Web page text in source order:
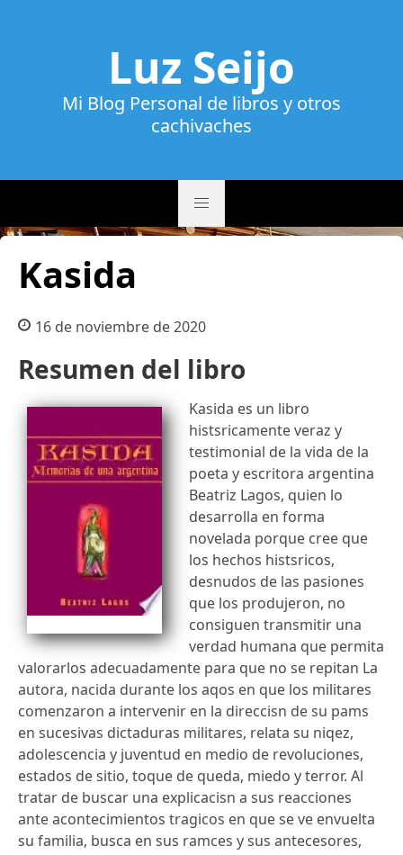
Luz Seijo
Mi Blog Personal de libros y otros
cachivaches
Kasida
16 de noviembre de 2020
Resumen del libro
Kasida es un libro
histsricamente veraz y
testimonial de la vida de la
poeta y escritora argentina
Beatriz Lagos, quien lo
desarrolla en forma
novelada porque cree que
los hechos histsricos,
desnudos de las pasiones
que los produjeron, no
consiguen transmitir una
verdad humana que permita
valorarlos adecuadamente para que no se repitan La
autora, nacida durante los aqos en que los militares
comenzaron a intervenir en la direccisn de su pams
en sucesivas dictaduras militares, relata su niqez,
adolescencia y juventud en medio de revoluciones,
estados de sitio, toque de queda, miedo y terror. Al
tratar de buscar una explicacisn a sus reacciones
ante acontecimientos tragicos en que se ve envuelta
su familia, busca en sus ramces y sus antecesores,